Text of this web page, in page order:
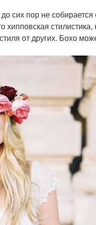
сих пор не собирается
хипповская
от других. Бохо